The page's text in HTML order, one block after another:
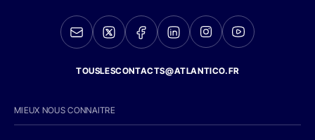
TOUSLESCONTACTS@ATLANTICO.FR
MIEUX NOUS CONNAITRE